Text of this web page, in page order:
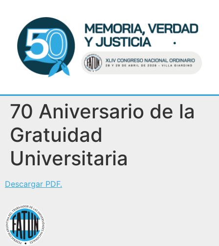
70 Aniversario de la
Gratuidad
Universitaria
Descargar PDF.